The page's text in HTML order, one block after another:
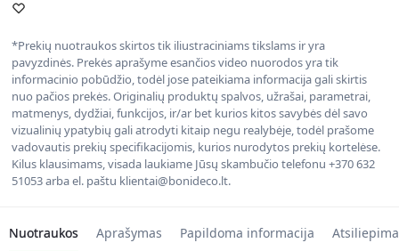
*Prekių nuotraukos skirtos tik iliustraciniams tikslams ir yra
pavyzdinės. Prekės aprašyme esančios video nuorodos yra tik
informacinio pobūdžio, todėl jose pateikiama informacija gali skirtis
nuo pačios prekės. Originalių produktų spalvos, užrašai, parametrai,
matmenys, dydžiai, funkcijos, ir/ar bet kurios kitos savybės dėl savo
vizualinių ypatybių gali atrodyti kitaip negu realybėje, todėl prašome
vadovautis prekių specifikacijomis, kurios nurodytos prekių kortelėse.
Kilus klausimams, visada laukiame Jūsų skambučio telefonu +370 632
51053 arba el. paštu klientai@bonideco.lt.
Nuotraukos Aprašymas Papildoma informacija